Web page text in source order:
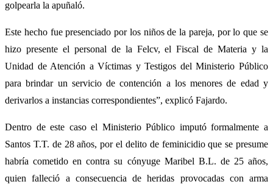
golpearla la apuñaló.
Este hecho fue presenciado por los niños de la pareja, por lo que se
hizo presente el personal de la Felcv, el Fiscal de Materia y la
Unidad de Atención a Víctimas y Testigos del Ministerio Público
para brindar un servicio de contención a los menores de edad y
derivarlos a instancias correspondientes”, explicó Fajardo.
Dentro de este caso el Ministerio Público imputó formalmente a
Santos T.T. de 28 años, por el delito de feminicidio que se presume
habría cometido en contra su cónyuge Maribel B.L. de 25 años,
quien falleció a consecuencia de heridas provocadas con arma